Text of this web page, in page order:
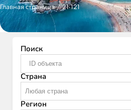
Главная страница/21-121
Поиск
Страна
Любая страна
Регион